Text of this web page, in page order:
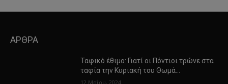
ΑΡΘΡΑ
Ταφικό έθιμο: Γιατί οι Πόντιοι τρώνε στα
ταφία την Κυριακή του Θωμά…
12 Μαΐου, 2024